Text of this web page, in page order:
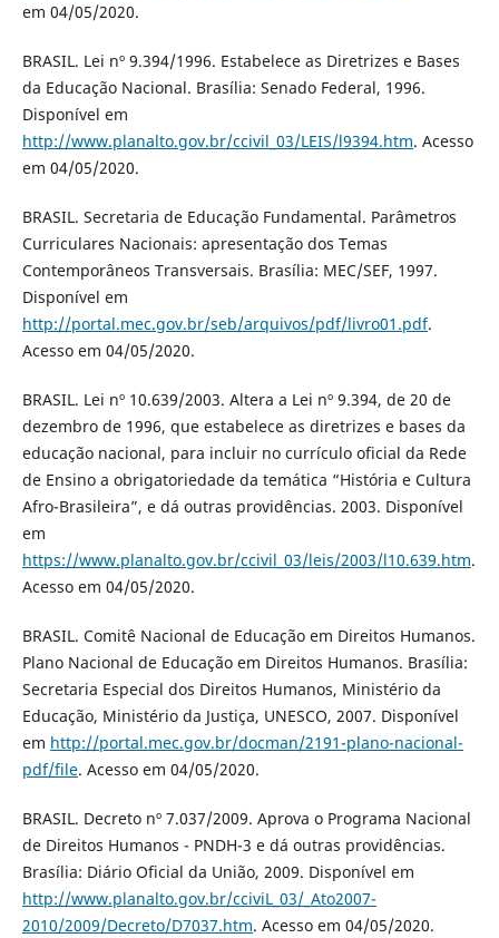
em 04/05/2020.
BRASIL. Lei nº 9.394/1996. Estabelece as Diretrizes e Bases
da Educação Nacional. Brasília: Senado Federal, 1996.
Disponível em
http://www.planalto.gov.br/ccivil_03/LEIS/l9394.htm. Acesso
em 04/05/2020.
BRASIL. Secretaria de Educação Fundamental. Parâmetros
Curriculares Nacionais: apresentação dos Temas
Contemporâneos Transversais. Brasília: MEC/SEF, 1997.
Disponível em
http://portal.mec.gov.br/seb/arquivos/pdf/livro01.pdf.
Acesso em 04/05/2020.
BRASIL. Lei nº 10.639/2003. Altera a Lei nº 9.394, de 20 de
dezembro de 1996, que estabelece as diretrizes e bases da
educação nacional, para incluir no currículo oficial da Rede
de Ensino a obrigatoriedade da temática “História e Cultura
Afro-Brasileira”, e dá outras providências. 2003. Disponível
em
https://www.planalto.gov.br/ccivil_03/leis/2003/l10.639.htm.
Acesso em 04/05/2020.
BRASIL. Comitê Nacional de Educação em Direitos Humanos.
Plano Nacional de Educação em Direitos Humanos. Brasília:
Secretaria Especial dos Direitos Humanos, Ministério da
Educação, Ministério da Justiça, UNESCO, 2007. Disponível
em http://portal.mec.gov.br/docman/2191-plano-nacional-
pdf/file. Acesso em 04/05/2020.
BRASIL. Decreto nº 7.037/2009. Aprova o Programa Nacional
de Direitos Humanos - PNDH-3 e dá outras providências.
Brasília: Diário Oficial da União, 2009. Disponível em
http://www.planalto.gov.br/cciviL_03/_Ato2007-
2010/2009/Decreto/D7037.htm. Acesso em 04/05/2020.